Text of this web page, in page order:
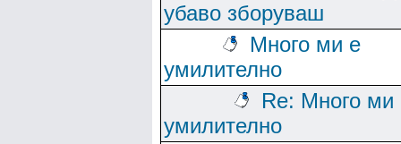
убаво зборуваш
Много ми е
умилително
Re: Много ми
умилително